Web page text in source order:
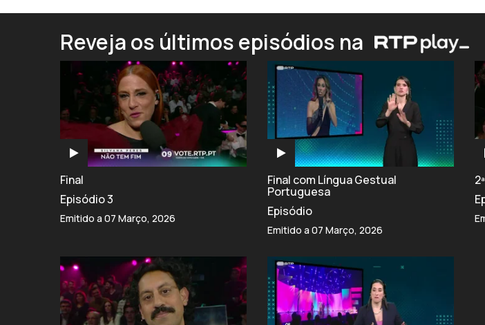
Reveja os últimos episódios na
Final
Episódio 3
Emitido a 07 Março, 2026
Final com Língua Gestual
Portuguesa
Episódio
Emitido a 07 Março, 2026